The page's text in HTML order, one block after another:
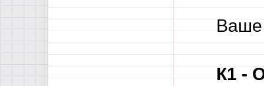
Ваше
К1 -